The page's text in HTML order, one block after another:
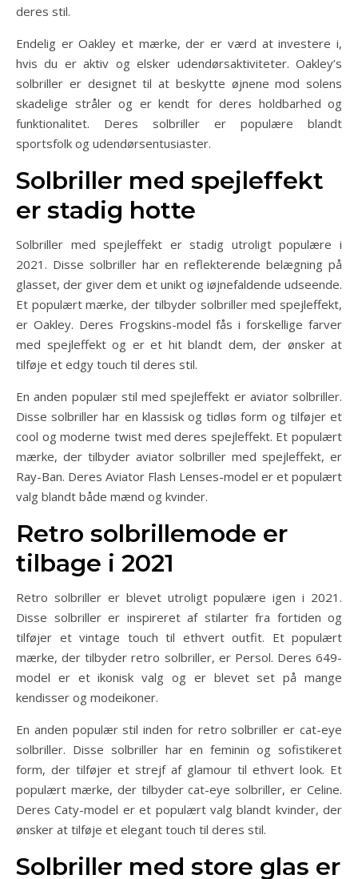
deres stil.
Endelig er Oakley et mærke, der er værd at investere i,
hvis du er aktiv og elsker udendørsaktiviteter. Oakley’s
solbriller er designet til at beskytte øjnene mod solens
skadelige stråler og er kendt for deres holdbarhed og
funktionalitet. Deres solbriller er populære blandt
sportsfolk og udendørsentusiaster.
Solbriller med spejleffekt
er stadig hotte
Solbriller med spejleffekt er stadig utroligt populære i
2021. Disse solbriller har en reflekterende belægning på
glasset, der giver dem et unikt og iøjnefaldende udseende.
Et populært mærke, der tilbyder solbriller med spejleffekt,
er Oakley. Deres Frogskins-model fås i forskellige farver
med spejleffekt og er et hit blandt dem, der ønsker at
tilføje et edgy touch til deres stil.
En anden populær stil med spejleffekt er aviator solbriller.
Disse solbriller har en klassisk og tidløs form og tilføjer et
cool og moderne twist med deres spejleffekt. Et populært
mærke, der tilbyder aviator solbriller med spejleffekt, er
Ray-Ban. Deres Aviator Flash Lenses-model er et populært
valg blandt både mænd og kvinder.
Retro solbrillemode er
tilbage i 2021
Retro solbriller er blevet utroligt populære igen i 2021.
Disse solbriller er inspireret af stilarter fra fortiden og
tilføjer et vintage touch til ethvert outfit. Et populært
mærke, der tilbyder retro solbriller, er Persol. Deres 649-
model er et ikonisk valg og er blevet set på mange
kendisser og modeikoner.
En anden populær stil inden for retro solbriller er cat-eye
solbriller. Disse solbriller har en feminin og sofistikeret
form, der tilføjer et strejf af glamour til ethvert look. Et
populært mærke, der tilbyder cat-eye solbriller, er Celine.
Deres Caty-model er et populært valg blandt kvinder, der
ønsker at tilføje et elegant touch til deres stil.
Solbriller med store glas er